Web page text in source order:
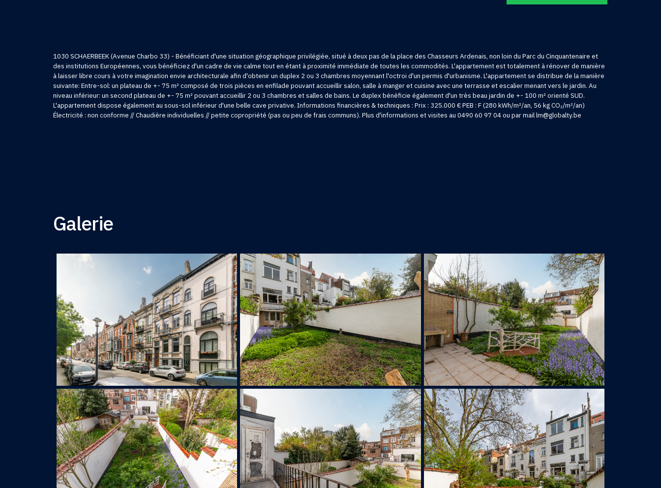
1030 SCHAERBEEK (Avenue Charbo 33) - Bénéficiant d'une situation géographique privilégiée, situé à deux pas de la place des Chasseurs Ardenais, non loin du Parc du Cinquantenaire et
des institutions Européennes, vous bénéficiez d'un cadre de vie calme tout en étant à proximité immédiate de toutes les commodités. L'appartement est totalement à rénover de manière
à laisser libre cours à votre imagination envie architecturale afin d'obtenir un duplex 2 ou 3 chambres moyennant l'octroi d'un permis d'urbanisme. L'appartement se distribue de la manière
suivante: Entre-sol: un plateau de +- 75 m² composé de trois pièces en enfilade pouvant accueillir salon, salle à manger et cuisine avec une terrasse et escalier menant vers le jardin. Au
niveau inférieur: un second plateau de +- 75 m² pouvant accueillir 2 ou 3 chambres et salles de bains. Le duplex bénéficie également d'un très beau jardin de +- 100 m² orienté SUD.
L'appartement dispose également au sous-sol inférieur d'une belle cave privative. Informations financières & techniques : Prix : 325.000 € PEB : F (280 kWh/m²/an, 56 kg CO₂/m²/an)
Électricité : non conforme // Chaudière individuelles // petite copropriété (pas ou peu de frais communs). Plus d'informations et visites au 0490 60 97 04 ou par mail lm@globalty.be
Galerie